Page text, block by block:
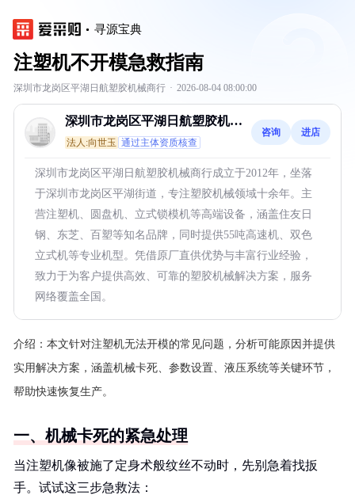
寻源宝典
注塑机不开模急救指南
深圳市龙岗区平湖日航塑胶机械商行 · 2026-08-04 08:00:00
深圳市龙岗区平湖日航塑胶机械
商行
法人:向世玉 通过主体资质核查
咨询 进店
深圳市龙岗区平湖日航塑胶机械商行成立于2012年，坐落
于深圳市龙岗区平湖街道，专注塑胶机械领域十余年。主
营注塑机、圆盘机、立式锁模机等高端设备，涵盖住友日
钢、东芝、百塑等知名品牌，同时提供55吨高速机、双色
立式机等专业机型。凭借原厂直供优势与丰富行业经验，
致力于为客户提供高效、可靠的塑胶机械解决方案，服务
网络覆盖全国。
介绍： 本文针对注塑机无法开模的常见问题，分析可能原因并提供
实用解决方案，涵盖机械卡死、参数设置、液压系统等关键环节，
帮助快速恢复生产。
一、机械卡死的紧急处理
当注塑机像被施了定身术般纹丝不动时，先别急着找扳
手。试试这三步急救法：